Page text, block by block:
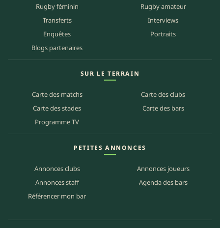
Rugby féminin
Rugby amateur
Transferts
Interviews
Enquêtes
Portraits
Blogs partenaires
SUR LE TERRAIN
Carte des matchs
Carte des clubs
Carte des stades
Carte des bars
Programme TV
PETITES ANNONCES
Annonces clubs
Annonces joueurs
Annonces staff
Agenda des bars
Référencer mon bar